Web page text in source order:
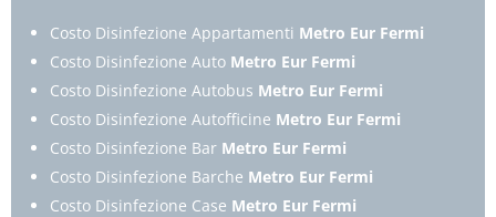
Costo Disinfezione Appartamenti Metro Eur Fermi
Costo Disinfezione Auto Metro Eur Fermi
Costo Disinfezione Autobus Metro Eur Fermi
Costo Disinfezione Autofficine Metro Eur Fermi
Costo Disinfezione Bar Metro Eur Fermi
Costo Disinfezione Barche Metro Eur Fermi
Costo Disinfezione Case Metro Eur Fermi